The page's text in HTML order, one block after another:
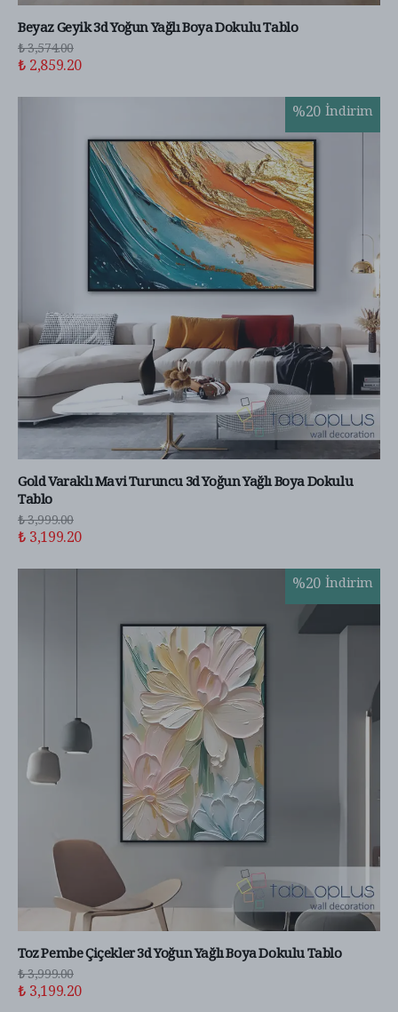
Beyaz Geyik 3d Yoğun Yağlı Boya Dokulu Tablo
₺ 3,574.00
₺ 2,859.20
%20 İndirim
Gold Varaklı Mavi Turuncu 3d Yoğun Yağlı Boya Dokulu
Tablo
₺ 3,999.00
₺ 3,199.20
%20 İndirim
Toz Pembe Çiçekler 3d Yoğun Yağlı Boya Dokulu Tablo
₺ 3,999.00
₺ 3,199.20